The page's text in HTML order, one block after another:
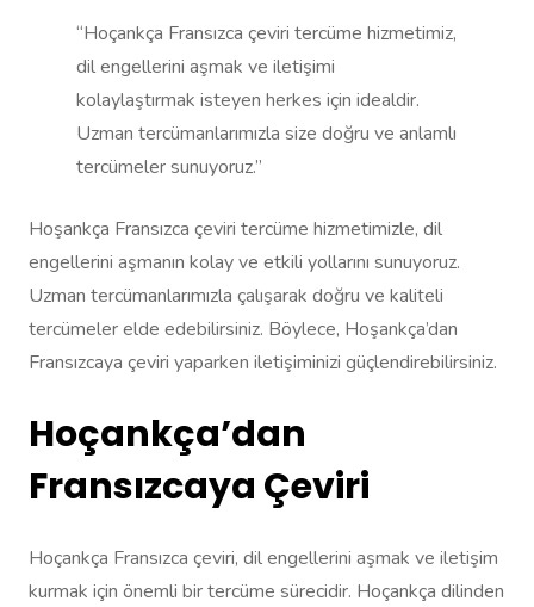
“Hoçankça Fransızca çeviri tercüme hizmetimiz,
dil engellerini aşmak ve iletişimi
kolaylaştırmak isteyen herkes için idealdir.
Uzman tercümanlarımızla size doğru ve anlamlı
tercümeler sunuyoruz.”
Hoşankça Fransızca çeviri tercüme hizmetimizle, dil
engellerini aşmanın kolay ve etkili yollarını sunuyoruz.
Uzman tercümanlarımızla çalışarak doğru ve kaliteli
tercümeler elde edebilirsiniz. Böylece, Hoşankça’dan
Fransızcaya çeviri yaparken iletişiminizi güçlendirebilirsiniz.
Hoçankça’dan
Fransızcaya Çeviri
Hoçankça Fransızca çeviri, dil engellerini aşmak ve iletişim
kurmak için önemli bir tercüme sürecidir. Hoçankça dilinden